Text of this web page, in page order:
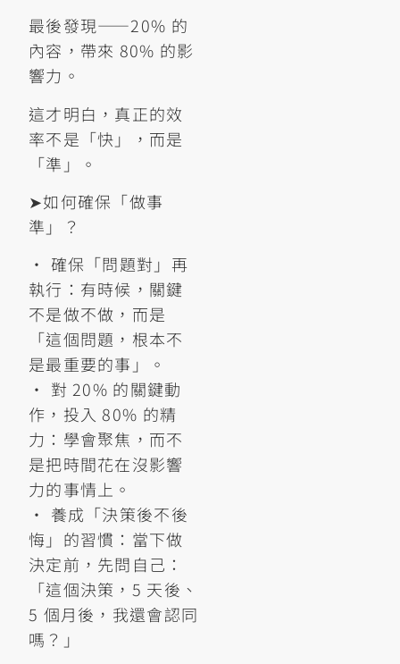
最後發現——20% 的
內容，帶來 80% 的影
響力。
這才明白，真正的效
率不是「快」，而是
「準」。
➤如何確保「做事
準」？
• 確保「問題對」再
執行：有時候，關鍵
不是做不做，而是
「這個問題，根本不
是最重要的事」。
• 對 20% 的關鍵動
作，投入 80% 的精
力：學會聚焦，而不
是把時間花在沒影響
力的事情上。
• 養成「決策後不後
悔」的習慣：當下做
決定前，先問自己：
「這個決策，5 天後、
5 個月後，我還會認同
嗎？」